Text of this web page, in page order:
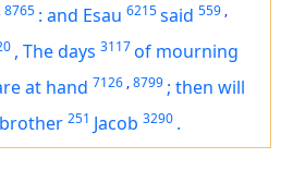
,8765 : and Esau 6215said 559 ,
, The days 3117of mourning
at hand 7126 ,8799 ; then will
251 Jacob 3290 .